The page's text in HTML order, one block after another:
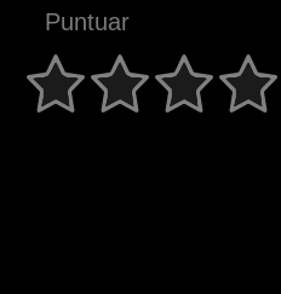
Puntuar